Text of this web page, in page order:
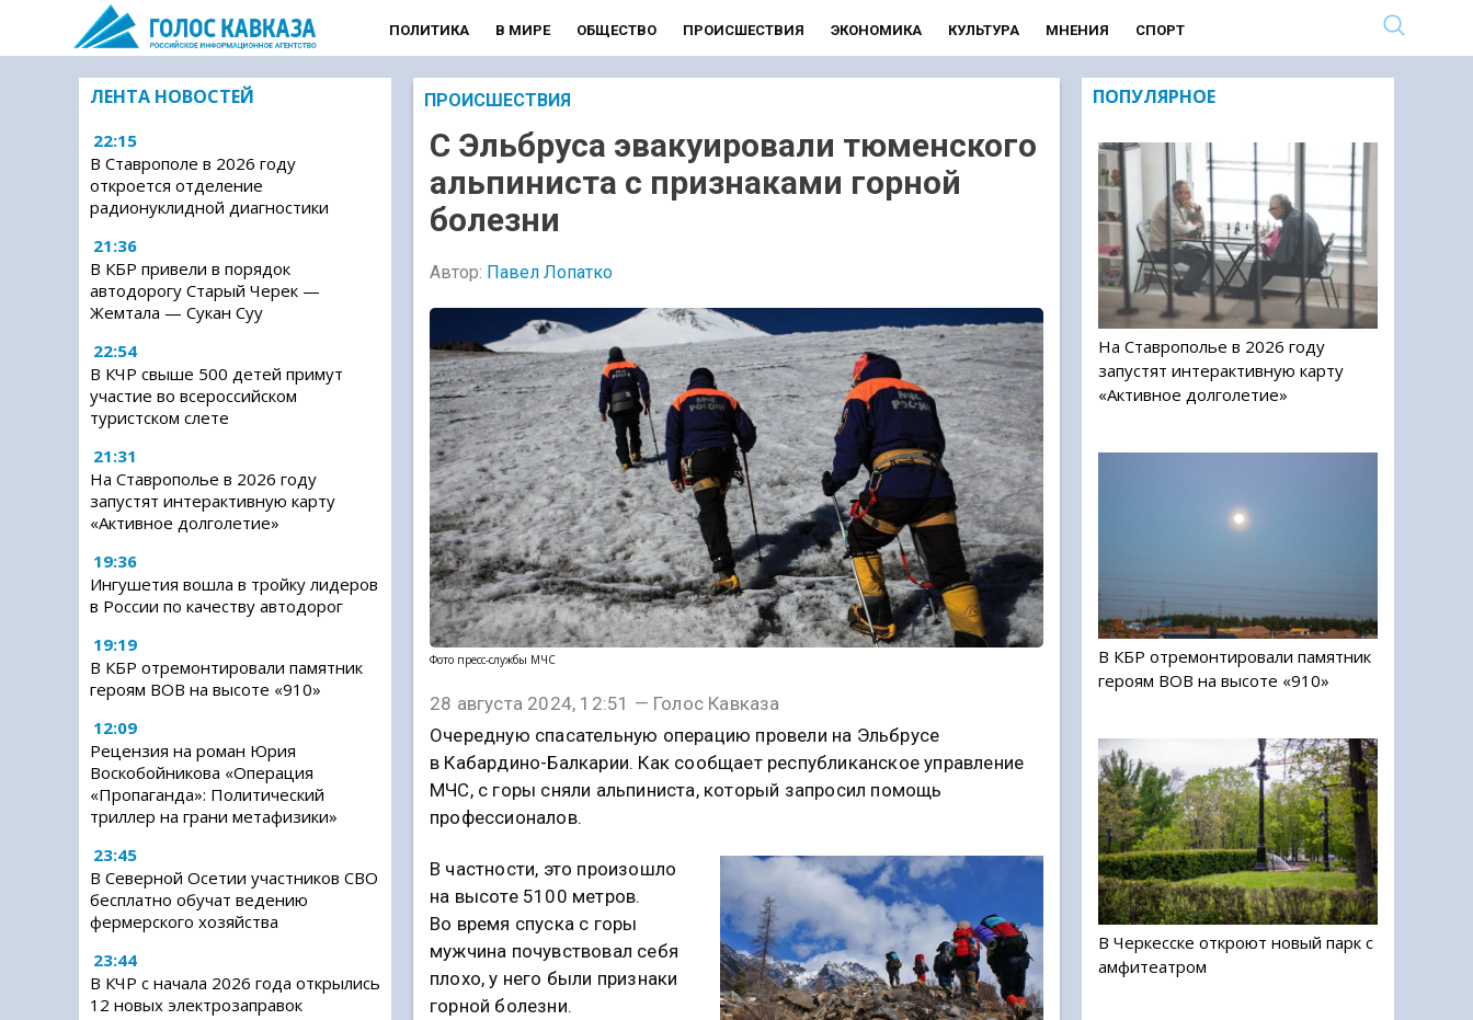
ПОЛИТИКА В МИРЕ ОБЩЕСТВО ПРОИСШЕСТВИЯ ЭКОНОМИКА КУЛЬТУРА МНЕНИЯ СПОРТ
ЛЕНТА НОВОСТЕЙ
22:15
В Ставрополе в 2026 году
откроется отделение
радионуклидной диагностики
21:36
В КБР привели в порядок
автодорогу Старый Черек —
Жемтала — Сукан Суу
22:54
В КЧР свыше 500 детей примут
участие во всероссийском
туристском слете
21:31
На Ставрополье в 2026 году
запустят интерактивную карту
«Активное долголетие»
19:36
Ингушетия вошла в тройку лидеров
в России по качеству автодорог
19:19
В КБР отремонтировали памятник
героям ВОВ на высоте «910»
12:09
Рецензия на роман Юрия
Воскобойникова «Операция
«Пропаганда»: Политический
триллер на грани метафизики»
23:45
В Северной Осетии участников СВО
бесплатно обучат ведению
фермерского хозяйства
23:44
В КЧР с начала 2026 года открылись
12 новых электрозаправок
ПРОИСШЕСТВИЯ
С Эльбруса эвакуировали тюменского
альпиниста с признаками горной
болезни
Автор: Павел Лопатко
Фото пресс-службы МЧС
28 августа 2024, 12:51 — Голос Кавказа
Очередную спасательную операцию провели на Эльбрусе
в Кабардино-Балкарии. Как сообщает республиканское управление
МЧС, с горы сняли альпиниста, который запросил помощь
профессионалов.
В частности, это произошло
на высоте 5100 метров.
Во время спуска с горы
мужчина почувствовал себя
плохо, у него были признаки
горной болезни.
ПОПУЛЯРНОЕ
На Ставрополье в 2026 году
запустят интерактивную карту
«Активное долголетие»
В КБР отремонтировали памятник
героям ВОВ на высоте «910»
В Черкесске откроют новый парк с
амфитеатром